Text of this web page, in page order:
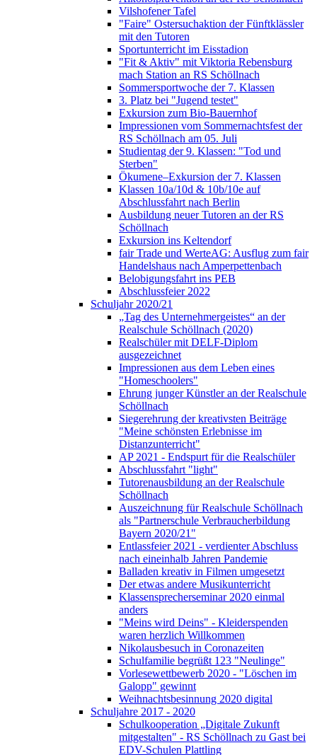
Vilshofener Tafel
"Faire" Ostersuchaktion der Fünftklässler
mit den Tutoren
Sportunterricht im Eisstadion
"Fit & Aktiv" mit Viktoria Rebensburg
mach Station an RS Schöllnach
Sommersportwoche der 7. Klassen
3. Platz bei "Jugend testet"
Exkursion zum Bio-Bauernhof
Impressionen vom Sommernachtsfest der
RS Schöllnach am 05. Juli
Studientag der 9. Klassen: "Tod und
Sterben"
Ökumene–Exkursion der 7. Klassen
Klassen 10a/10d & 10b/10e auf
Abschlussfahrt nach Berlin
Ausbildung neuer Tutoren an der RS
Schöllnach
Exkursion ins Keltendorf
fair Trade und WerteAG: Ausflug zum fair
Handelshaus nach Amperpettenbach
Belobigungsfahrt ins PEB
Abschlussfeier 2022
Schuljahr 2020/21
„Tag des Unternehmergeistes“ an der
Realschule Schöllnach (2020)
Realschüler mit DELF-Diplom
ausgezeichnet
Impressionen aus dem Leben eines
"Homeschoolers"
Ehrung junger Künstler an der Realschule
Schöllnach
Siegerehrung der kreativsten Beiträge
"Meine schönsten Erlebnisse im
Distanzunterricht"
AP 2021 - Endspurt für die Realschüler
Abschlussfahrt "light"
Tutorenausbildung an der Realschule
Schöllnach
Auszeichnung für Realschule Schöllnach
als "Partnerschule Verbraucherbildung
Bayern 2020/21"
Entlassfeier 2021 - verdienter Abschluss
nach eineinhalb Jahren Pandemie
Balladen kreativ in Filmen umgesetzt
Der etwas andere Musikunterricht
Klassensprecherseminar 2020 einmal
anders
"Meins wird Deins" - Kleiderspenden
waren herzlich Willkommen
Nikolausbesuch in Coronazeiten
Schulfamilie begrüßt 123 "Neulinge"
Vorlesewettbewerb 2020 - "Löschen im
Galopp" gewinnt
Weihnachtsbesinnung 2020 digital
Schuljahre 2017 - 2020
Schulkooperation „Digitale Zukunft
mitgestalten" - RS Schöllnach zu Gast bei
EDV-Schulen Plattling